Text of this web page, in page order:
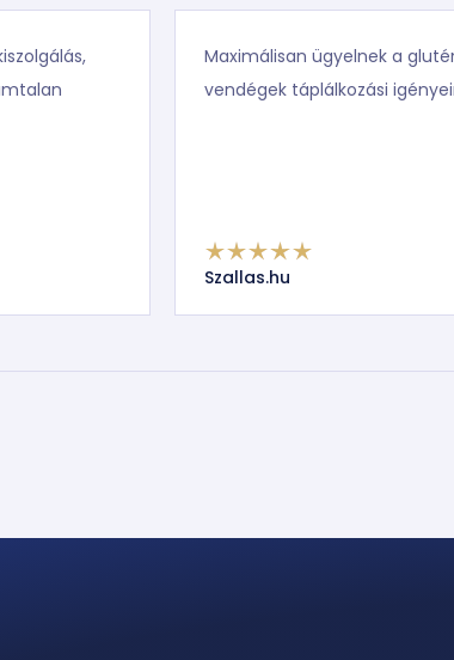
Maximálisan ügyelnek a
vendégek táplálkozási
Szallas.hu